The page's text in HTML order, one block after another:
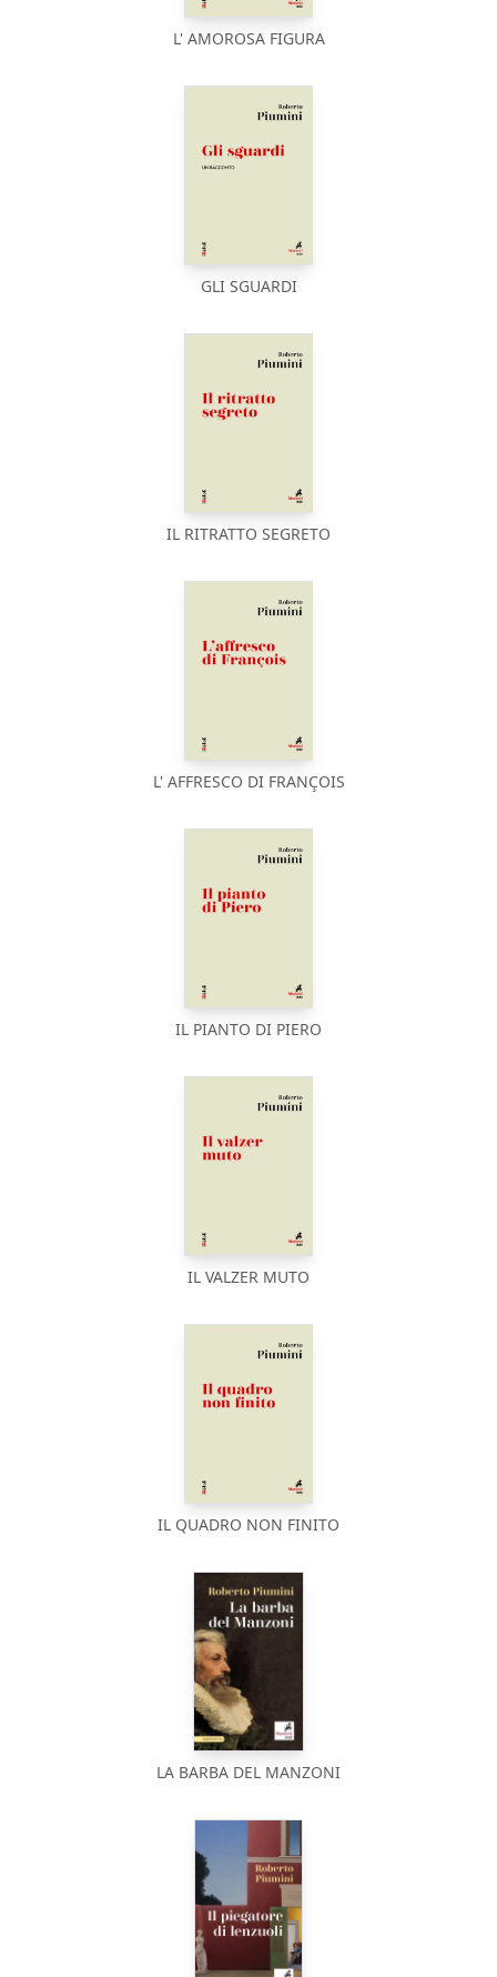
L' AMOROSA FIGURA
GLI SGUARDI
IL RITRATTO SEGRETO
L' AFFRESCO DI FRANÇOIS
IL PIANTO DI PIERO
IL VALZER MUTO
IL QUADRO NON FINITO
LA BARBA DEL MANZONI